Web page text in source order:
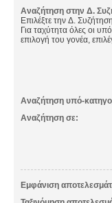
Αναζήτηση στην Δ.
Επιλέξτε την Δ.
Για ταχύτητα όλες οι
επιλογή του γονέα,
Αναζήτηση υπό-
Αναζήτηση σε:
Εμφάνιση